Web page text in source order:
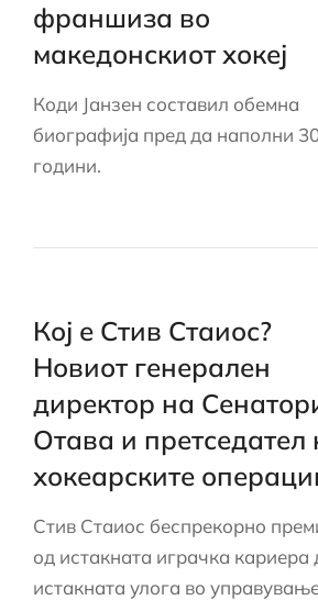
франшиза во
македонскиот хокеј
Коди Јанзен составил обемна
биографија пред да наполни
години.
Кој е Стив Стаиос?
Новиот генерален
директор на
Отава и претседател
хокеарските
Стив Стаиос беспрекорно
од истакната играчка кариера
истакната улога во